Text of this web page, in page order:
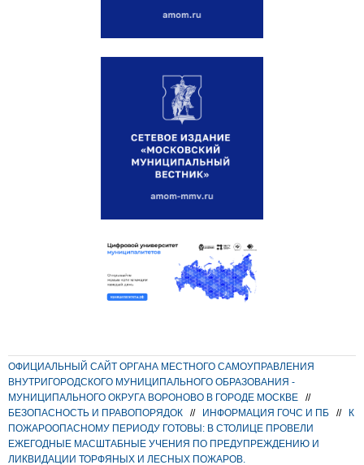
ОФИЦИАЛЬНЫЙ САЙТ ОРГАНА МЕСТНОГО САМОУПРАВЛЕНИЯ
ВНУТРИГОРОДСКОГО МУНИЦИПАЛЬНОГО ОБРАЗОВАНИЯ -
МУНИЦИПАЛЬНОГО ОКРУГА ВОРОНОВО В ГОРОДЕ МОСКВЕ
//
БЕЗОПАСНОСТЬ И ПРАВОПОРЯДОК
// ИНФОРМАЦИЯ ГОЧС И ПБ //
К
ПОЖАРООПАСНОМУ ПЕРИОДУ ГОТОВЫ: В СТОЛИЦЕ ПРОВЕЛИ
ЕЖЕГОДНЫЕ МАСШТАБНЫЕ УЧЕНИЯ ПО ПРЕДУПРЕЖДЕНИЮ И
ЛИКВИДАЦИИ ТОРФЯНЫХ И ЛЕСНЫХ ПОЖАРОВ.